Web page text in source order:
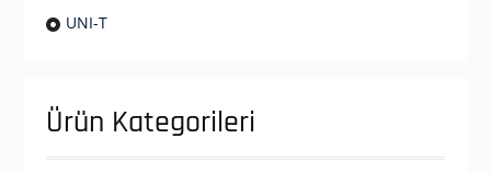
UNI-T
Ürün Kategorileri